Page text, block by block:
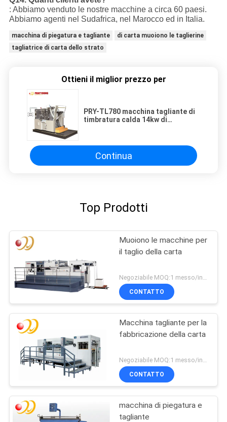
: Abbiamo venduto le nostre macchine a circa 60 paesi.
Abbiamo agenti nel Sudafrica, nel Marocco ed in Italia.
macchina di piegatura e tagliante
di carta muoiono le taglierine
tagliatrice di carta dello strato
Ottieni il miglior prezzo per
PRY-TL780 macchina tagliante di
timbratura calda 14kw di
Continua
Top Prodotti
Muoiono le macchine per
il taglio della carta
CONTATTO
Macchina tagliante per la
fabbricazione della carta
CONTATTO
macchina di piegatura e
tagliante